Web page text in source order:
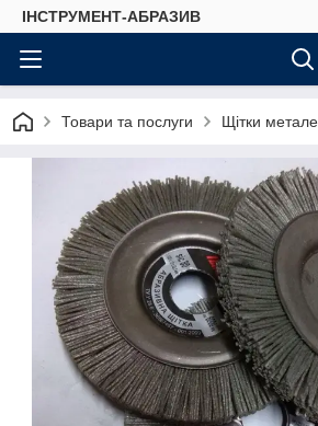
ІНСТРУМЕНТ-АБРАЗИВ
Товари та послуги Щітки